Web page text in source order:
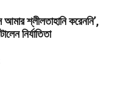
আমার শ্লীলতাহানি করেননি’,
নির্যাতিতা